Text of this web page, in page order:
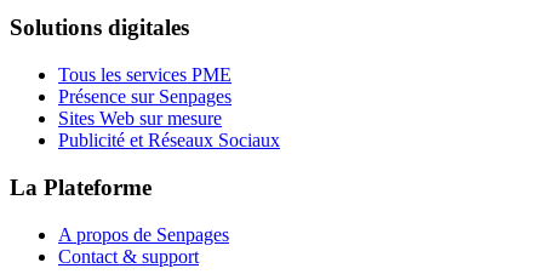
Solutions digitales
Tous les services PME
Présence sur Senpages
Sites Web sur mesure
Publicité et Réseaux Sociaux
La Plateforme
A propos de Senpages
Contact & support